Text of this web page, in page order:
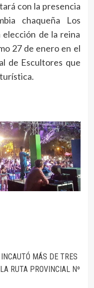
con la presencia
chaqueña Los
de la reina
27 de enero en el
de Escultores que
MÁS DE TRES
RUTA PROVINCIAL Nº